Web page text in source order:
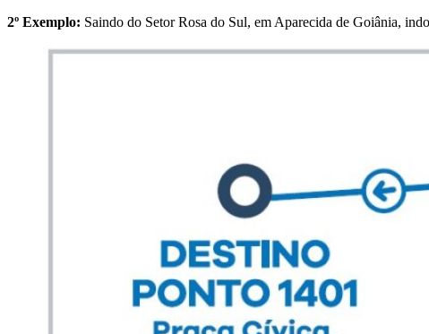
2º Exemplo: Saindo do Setor Rosa do Sul, em Aparecida de Goiânia,